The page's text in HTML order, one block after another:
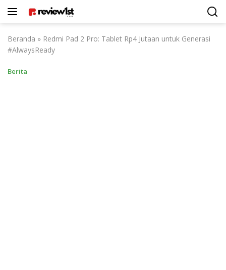
Beranda » Redmi Pad 2 Pro: Tablet Rp4 Jutaan untuk Generasi
#AlwaysReady
Berita